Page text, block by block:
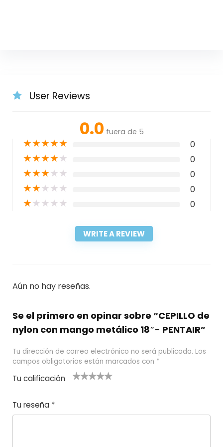
User Reviews
0.0 fuera de 5
★★★★★ 0
★★★★★ 0
★★★★★ 0
★★★★★ 0
★★★★★ 0
WRITE A REVIEW
Aún no hay reseñas.
Se el primero en opinar sobre “CEPILLO de
nylon con mango metálico 18″- PENTAIR”
Tu dirección de correo electrónico no será publicada. Los
campos obligatorios están marcados con *
Tu calificación
e
5
las
s
Tu reseña *